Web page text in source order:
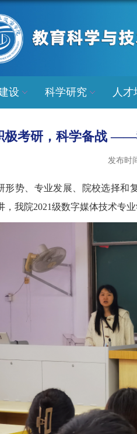
设 科学研究 人才
极考研，科学备战 ——
发布时
形势、专业发展、院校选择和
我院2021级数字媒体技术专业